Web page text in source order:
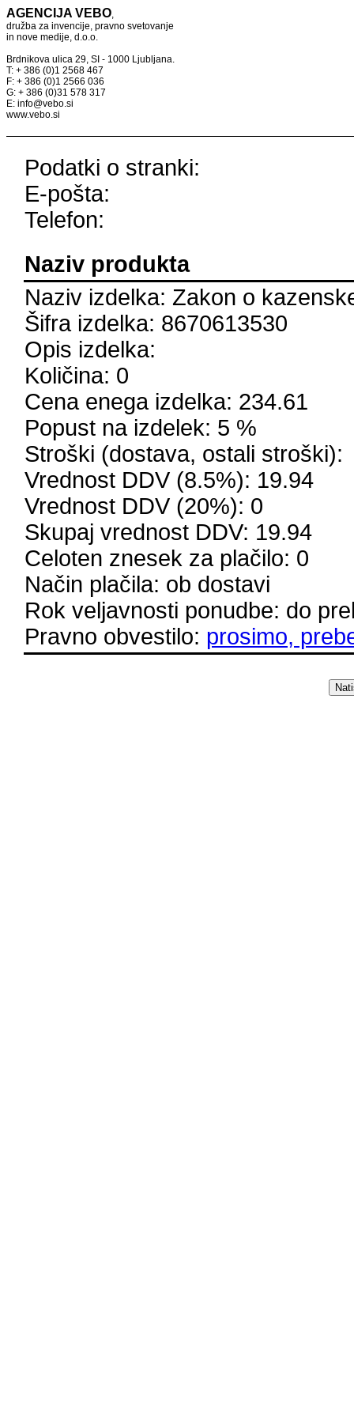
AGENCIJA VEBO,
družba za invencije, pravno svetovanje
in nove medije, d.o.o.
Brdnikova ulica 29, SI - 1000 Ljubljana.
T: + 386 (0)1 2568 467
F: + 386 (0)1 2566 036
G: + 386 (0)31 578 317
E: info@vebo.si
www.vebo.si
Podatki o stranki:
E-pošta:
Telefon:
Naziv produkta
Naziv izdelka: Zakon o
Šifra izdelka: 8670613530
Opis izdelka:
Količina: 0
Cena enega izdelka: 234.61
Popust na izdelek: 5 %
Stroški (dostava, ostali stroški):
Vrednost DDV (8.5%): 19.94
Vrednost DDV (20%): 0
Skupaj vrednost DDV: 19.94
Celoten znesek za plačilo: 0
Način plačila: ob dostavi
Rok veljavnosti ponudbe: do
Pravno obvestilo: prosimo,